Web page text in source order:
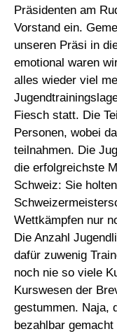
Präsidenten am
Vorstand ein.
unseren Präsi in
emotional waren
alles wieder viel
Fiesch statt. Die
Personen, wobei
teilnahmen. Die
die erfolgreichste
Schweiz: Sie
Wettkämpfen nur
Die Anzahl
dafür zuwenig
noch nie so viele
Kurswesen der
gestummen. Naja,
bezahlbar